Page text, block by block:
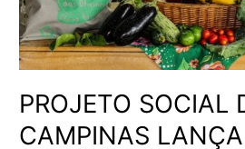
PROJETO SOCIAL
CAMPINAS LANÇA
CESTAS
ORGÂNICAS